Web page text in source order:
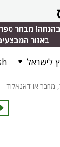
בהנחה! מבחר
באזור
לישראל